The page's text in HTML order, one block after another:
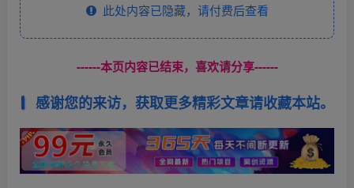
此处内容已隐藏，请付费后查看
------本页内容已结束，喜欢请分享------
感谢您的来访，获取更多精彩文章请收藏本站。